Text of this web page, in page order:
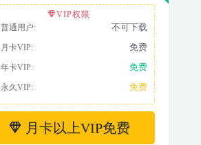
VIP权限
普通用户:
不可下载
月卡VIP: 免费
年卡VIP: 免费
永久VIP: 免费
月卡以上VIP免费